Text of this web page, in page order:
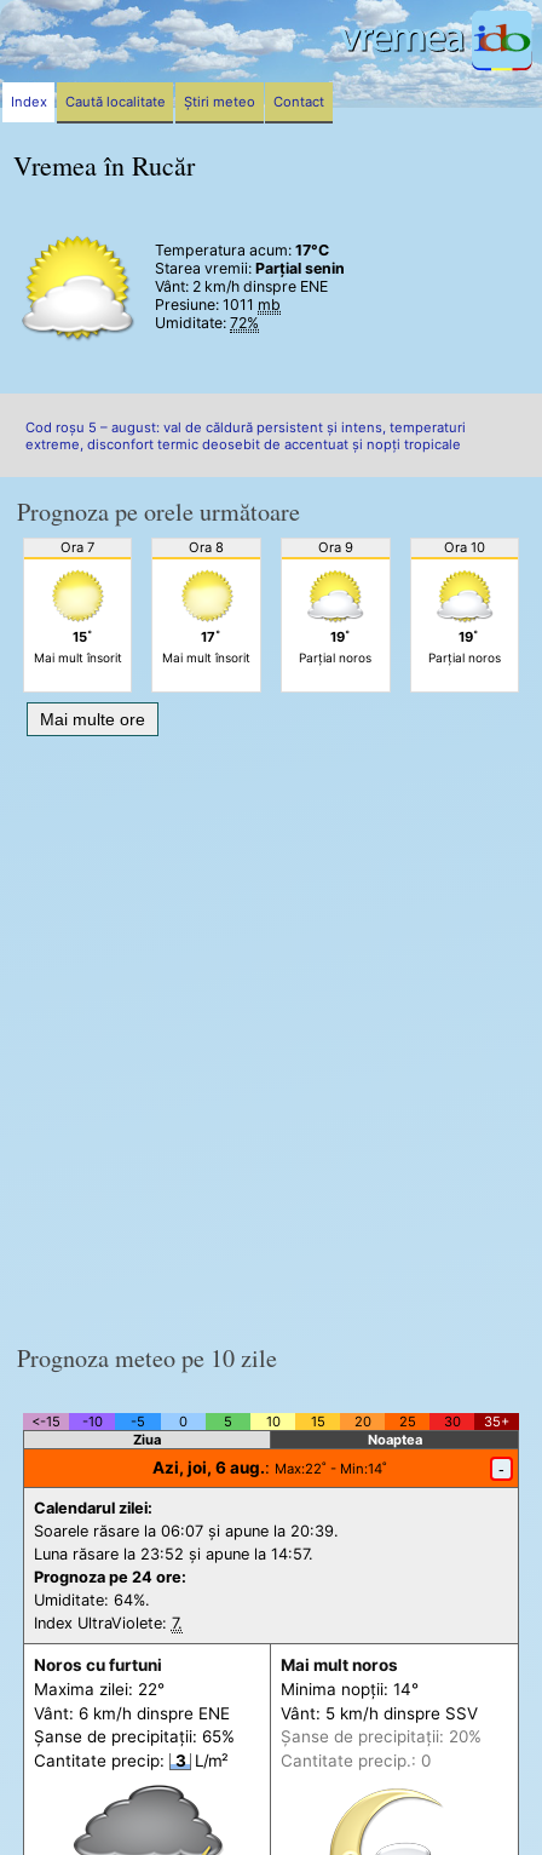
Vremea în Rucăr
Temperatura acum: 17°C
Starea vremii: Parțial senin
Vânt: 2 km/h dinspre ENE
Presiune: 1011 mb
Umiditate: 72%
Cod roșu 5 – august: val de căldură persistent și intens, temperaturi
extreme, disconfort termic deosebit de accentuat și nopți tropicale
Prognoza pe orele următoare
Ora 7
15˚
Mai mult însorit
Ora 8
17˚
Mai mult însorit
Ora 9
19˚
Parțial noros
Ora 10
19˚
Parțial noros
Mai multe ore
Prognoza meteo pe 10 zile
<-15 -10 -5 0 5 10 15 20 25 30
35+
Ziua
Noaptea
Azi, joi, 6 aug.: Max:22˚ - Min:14˚ -
Calendarul zilei:
Soarele răsare la 06:07 și apune la 20:39.
Luna răsare la 23:52 și apune la 14:57.
Prognoza pe 24 ore:
Umiditate: 64%.
Index UltraViolete: 7.
Noros cu furtuni
Maxima zilei: 22°
Vânt: 6 km/h dinspre ENE
Șanse de precipitații: 65%
Cantitate precip:
3 L/m²
Mai mult noros
Minima nopții: 14°
Vânt: 5 km/h dinspre SSV
Șanse de precipitații: 20%
Cantitate precip.: 0
Index Caută localitate Știri meteo Contact